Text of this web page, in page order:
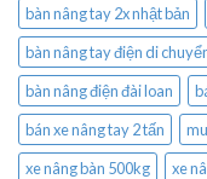
bàn nâng tay 2x nhật bản
bàn nâng tay điện di
bàn nâng điện đài loan
bán xe nâng tay 2 tấn
xe nâng bàn 500kg
xe